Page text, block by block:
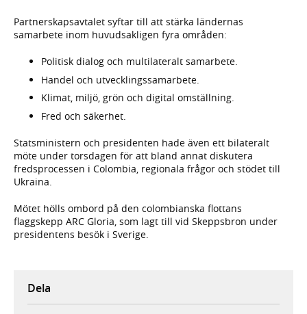
Partnerskapsavtalet syftar till att stärka ländernas
samarbete inom huvudsakligen fyra områden:
Politisk dialog och multilateralt samarbete.
Handel och utvecklingssamarbete.
Klimat, miljö, grön och digital omställning.
Fred och säkerhet.
Statsministern och presidenten hade även ett bilateralt
möte under torsdagen för att bland annat diskutera
fredsprocessen i Colombia, regionala frågor och stödet till
Ukraina.
Mötet hölls ombord på den colombianska flottans
flaggskepp ARC Gloria, som lagt till vid Skeppsbron under
presidentens besök i Sverige.
Dela